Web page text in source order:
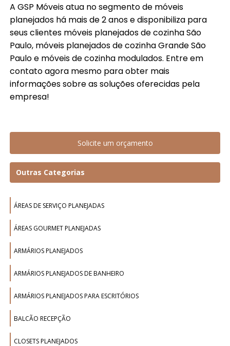
A GSP Móveis atua no segmento de móveis
planejados há mais de 2 anos e disponibiliza para
seus clientes móveis planejados de cozinha São
Paulo, móveis planejados de cozinha Grande São
Paulo e móveis de cozinha modulados. Entre em
contato agora mesmo para obter mais
informações sobre as soluções oferecidas pela
empresa!
Solicite um orçamento
Outras Categorias
ÁREAS DE SERVIÇO PLANEJADAS
ÁREAS GOURMET PLANEJADAS
ARMÁRIOS PLANEJADOS
ARMÁRIOS PLANEJADOS DE BANHEIRO
ARMÁRIOS PLANEJADOS PARA ESCRITÓRIOS
BALCÃO RECEPÇÃO
CLOSETS PLANEJADOS